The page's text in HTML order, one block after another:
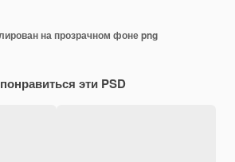
на прозрачном фоне png
эти PSD